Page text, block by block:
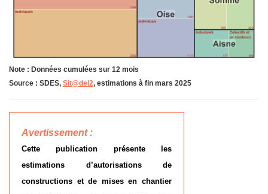
Note : Données cumulées sur 12 mois
Source : SDES, Sit@del2, estimations à fin mars 2025
Avertissement :
Cette publication présente les
estimations d’autorisations de
constructions et de mises en chantier